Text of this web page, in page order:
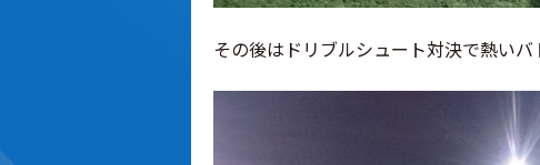
その後はドリブルシュート対決で熱いバ